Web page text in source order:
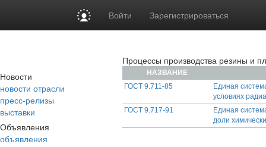
Войти Зарегистрироваться
Новости
новости отрасли
пресс-релизы
выставки
Объявления
объявления
Процессы производства резины и
НАЗВАНИЕ
ГОСТ 9.711-85
Единая
условиях
ГОСТ 9.717-91
Единая
доли